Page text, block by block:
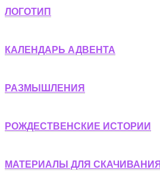
ЛОГОТИП
КАЛЕНДАРЬ АДВЕНТА
РАЗМЫШЛЕНИЯ
РОЖДЕСТВЕНСКИЕ ИСТОРИИ
МАТЕРИАЛЫ ДЛЯ СКАЧИВАНИЯ